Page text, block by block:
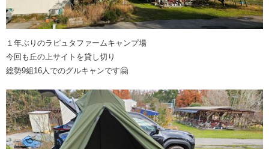
１年ぶりのラピュタファームキャンプ場
今回も丘の上サイトを貸し切り
総勢9組16人でのグルキャンです🤗